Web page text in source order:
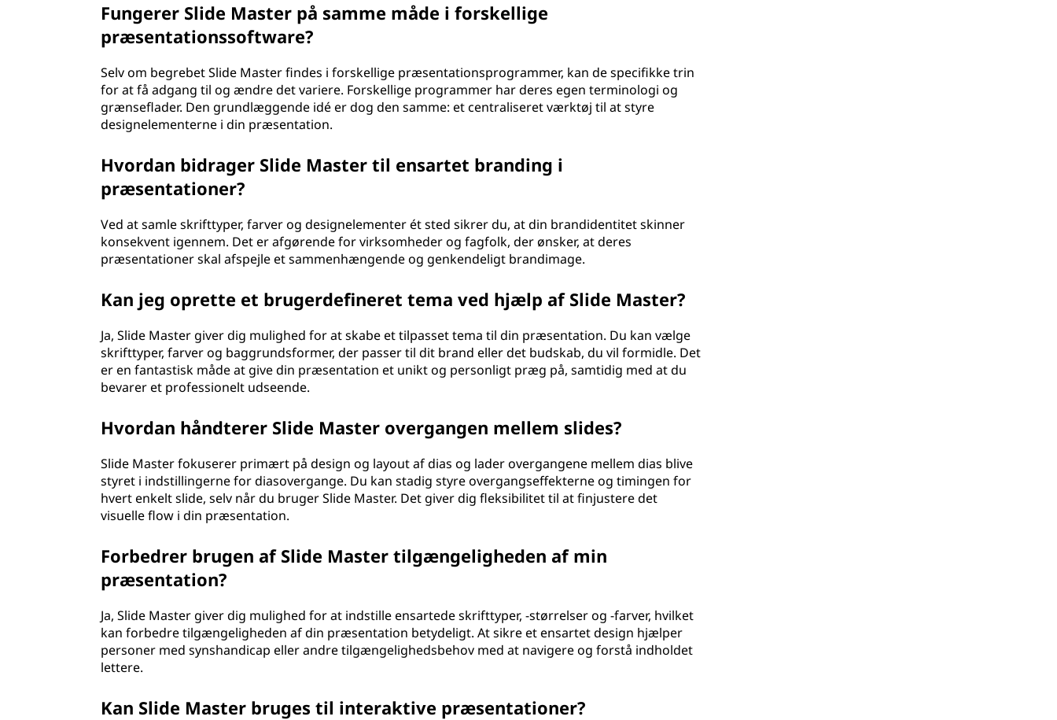
Fungerer Slide Master på samme måde i forskellige
præsentationssoftware?
Selv om begrebet Slide Master findes i forskellige præsentationsprogrammer, kan de specifikke trin
for at få adgang til og ændre det variere. Forskellige programmer har deres egen terminologi og
grænseflader. Den grundlæggende idé er dog den samme: et centraliseret værktøj til at styre
designelementerne i din præsentation.
Hvordan bidrager Slide Master til ensartet branding i
præsentationer?
Ved at samle skrifttyper, farver og designelementer ét sted sikrer du, at din brandidentitet skinner
konsekvent igennem. Det er afgørende for virksomheder og fagfolk, der ønsker, at deres
præsentationer skal afspejle et sammenhængende og genkendeligt brandimage.
Kan jeg oprette et brugerdefineret tema ved hjælp af Slide Master?
Ja, Slide Master giver dig mulighed for at skabe et tilpasset tema til din præsentation. Du kan vælge
skrifttyper, farver og baggrundsformer, der passer til dit brand eller det budskab, du vil formidle. Det
er en fantastisk måde at give din præsentation et unikt og personligt præg på, samtidig med at du
bevarer et professionelt udseende.
Hvordan håndterer Slide Master overgangen mellem slides?
Slide Master fokuserer primært på design og layout af dias og lader overgangene mellem dias blive
styret i indstillingerne for diasovergange. Du kan stadig styre overgangseffekterne og timingen for
hvert enkelt slide, selv når du bruger Slide Master. Det giver dig fleksibilitet til at finjustere det
visuelle flow i din præsentation.
Forbedrer brugen af Slide Master tilgængeligheden af min
præsentation?
Ja, Slide Master giver dig mulighed for at indstille ensartede skrifttyper, -størrelser og -farver, hvilket
kan forbedre tilgængeligheden af din præsentation betydeligt. At sikre et ensartet design hjælper
personer med synshandicap eller andre tilgængelighedsbehov med at navigere og forstå indholdet
lettere.
Kan Slide Master bruges til interaktive præsentationer?